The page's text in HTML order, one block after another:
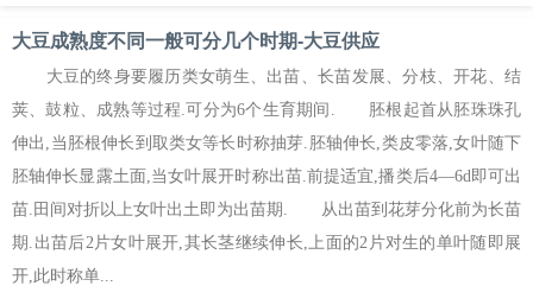
大豆成熟度不同一般可分几个时期-大豆供应
大豆的终身要履历类女萌生、出苗、长苗发展、分枝、开花、结
荚、鼓粒、成熟等过程.可分为6个生育期间. 胚根起首从胚珠珠孔
伸出,当胚根伸长到取类女等长时称抽芽.胚轴伸长,类皮零落,女叶随下
胚轴伸长显露土面,当女叶展开时称出苗.前提适宜,播类后4—6d即可出
苗.田间对折以上女叶出土即为出苗期. 从出苗到花芽分化前为长苗
期.出苗后2片女叶展开,其长茎继续伸长,上面的2片对生的单叶随即展
开,此时称单...